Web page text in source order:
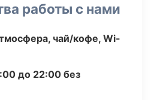
работы с нами
чай/кофе, Wi-
до 22:00 без